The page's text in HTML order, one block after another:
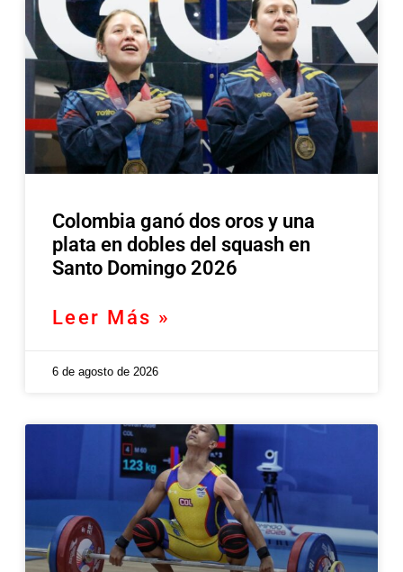
Colombia ganó dos oros y una
plata en dobles del squash en
Santo Domingo 2026
Leer Más »
6 de agosto de 2026